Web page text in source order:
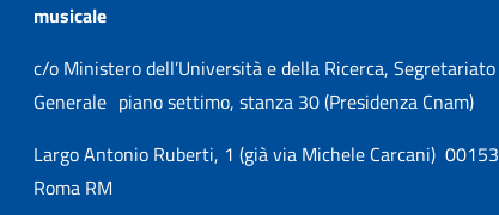
musicale
c/o Ministero dell’Università e della Ricerca, Segretariato
Generale piano settimo, stanza 30 (Presidenza Cnam)
Largo Antonio Ruberti, 1 (già via Michele Carcani) 00153
Roma RM